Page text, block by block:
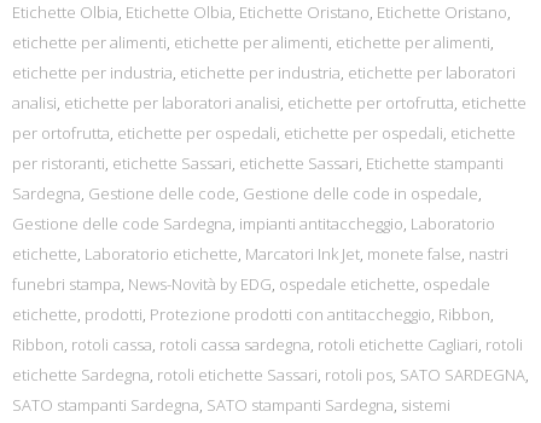
Etichette Olbia, Etichette Olbia, Etichette Oristano, Etichette Oristano,
etichette per alimenti, etichette per alimenti, etichette per alimenti,
etichette per industria, etichette per industria, etichette per laboratori
analisi, etichette per laboratori analisi, etichette per ortofrutta, etichette
per ortofrutta, etichette per ospedali, etichette per ospedali, etichette
per ristoranti, etichette Sassari, etichette Sassari, Etichette stampanti
Sardegna, Gestione delle code, Gestione delle code in ospedale,
Gestione delle code Sardegna, impianti antitaccheggio, Laboratorio
etichette, Laboratorio etichette, Marcatori Ink Jet, monete false, nastri
funebri stampa, News-Novità by EDG, ospedale etichette, ospedale
etichette, prodotti, Protezione prodotti con antitaccheggio, Ribbon,
Ribbon, rotoli cassa, rotoli cassa sardegna, rotoli etichette Cagliari, rotoli
etichette Sardegna, rotoli etichette Sassari, rotoli pos, SATO SARDEGNA,
SATO stampanti Sardegna, SATO stampanti Sardegna, sistemi